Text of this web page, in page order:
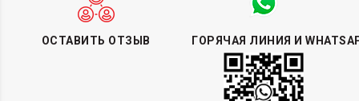
ОСТАВИТЬ ОТЗЫВ ГОРЯЧАЯ ЛИНИЯ И